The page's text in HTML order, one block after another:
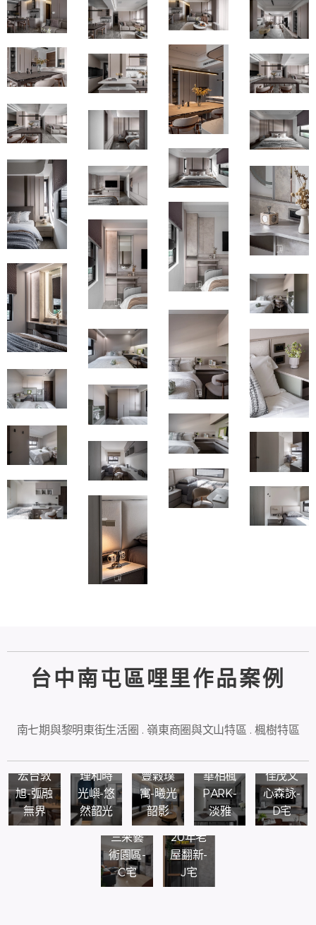
台中南屯區哩里作品案例
南七期與黎明東街生活圈 . 嶺東商圈與文山特區 . 楓樹特區
宏台敦
旭-弧融
無界
理和時
光嶼-悠
然韶光
豐榖璞
寓-曦光
韶影
華相楓
PARK-
淡雅
佳茂文
心森詠-
D宅
三采藝
術園區-
C宅
20年老
屋翻新-
J宅